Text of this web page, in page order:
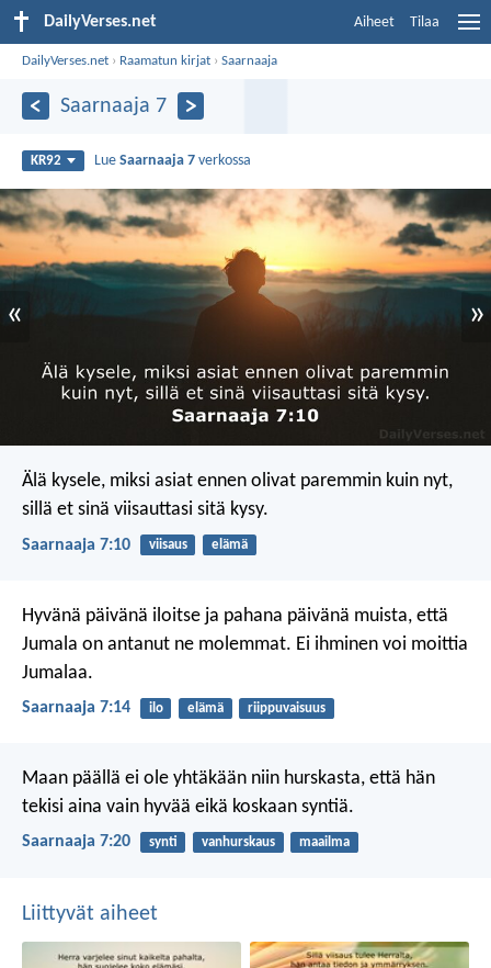
DailyVerses.net Aiheet Tilaa
DailyVerses.net › Raamatun kirjat ›Saarnaaja
Saarnaaja 7
KR92 LueSaarnaaja 7 verkossa
« »
Älä kysele, miksi asiat ennen olivat paremmin kuin nyt,
sillä et sinä viisauttasi sitä kysy.
Saarnaaja 7:10 viisaus elämä
Hyvänä päivänä iloitse ja pahana päivänä muista, että
Jumala on antanut ne molemmat. Ei ihminen voi moittia
Jumalaa.
Saarnaaja 7:14 ilo elämä riippuvaisuus
Maan päällä ei ole yhtäkään niin hurskasta, että hän
tekisi aina vain hyvää eikä koskaan syntiä.
Saarnaaja 7:20 synti vanhurskaus maailma
Liittyvät aiheet